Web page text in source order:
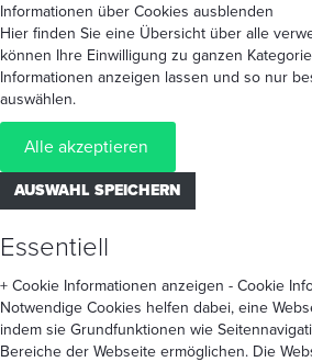
Informationen über Cookies ausblenden
Hier finden Sie eine Übersicht über alle
können Ihre Einwilligung zu ganzen
Informationen anzeigen lassen und so nur
auswählen.
Alle akzeptieren
AUSWAHL SPEICHERN
Essentiell
+ Cookie Informationen anzeigen - Cookie
Notwendige Cookies helfen dabei, eine
indem sie Grundfunktionen wie
Bereiche der Webseite ermöglichen. Die